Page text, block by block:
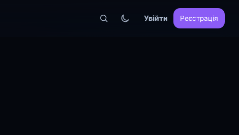
Увійти Реєстрація